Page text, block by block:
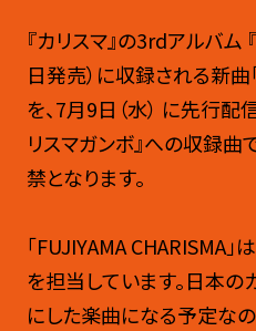
『カリスマ』の3rdアルバム
日発売）に収録される新曲
を、7月9日（水） に先行配
リスマガンボ』への収録
禁となります。
「FUJIYAMA CHARISMA」
を担当しています。日本の
にした楽曲になる予定な